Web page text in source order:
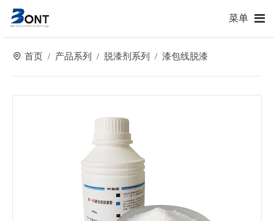
菜单
首页 / 产品系列 / 脱漆剂系列 / 漆包线脱漆